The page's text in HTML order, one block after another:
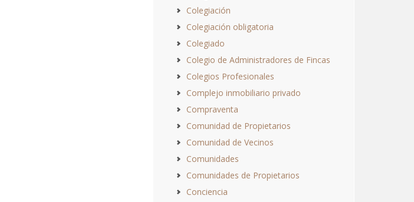
Colegiación
Colegiación obligatoria
Colegiado
Colegio de Administradores de Fincas
Colegios Profesionales
Complejo inmobiliario privado
Compraventa
Comunidad de Propietarios
Comunidad de Vecinos
Comunidades
Comunidades de Propietarios
Conciencia